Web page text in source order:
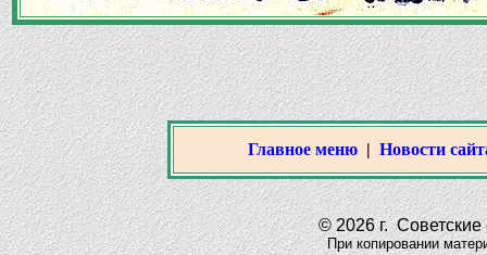
Главное меню | Новости
© 2026 г. Советские
При копировании